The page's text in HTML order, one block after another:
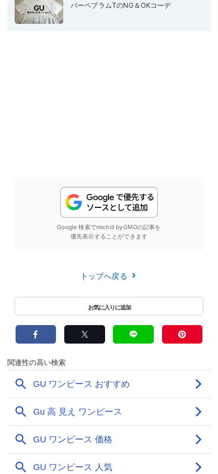
バーペプラムTのNG＆OKコーデ
Google 検索でmichill byGMOの記事を
優先表示することができます
トップへ戻る